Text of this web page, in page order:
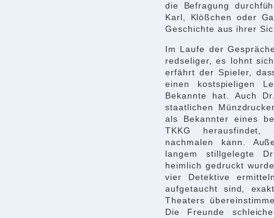
die Befragung
Karl, Klößchen oder
Geschichte aus ihrer
Im Laufe der
redseliger, es lohnt
erfährt der Spieler,
einen kostspieligen
Bekannte hat. Auch
staatlichen
als Bekannter eines
TKKG herausfindet,
nachmalen kann.
langem stillgelegte
heimlich gedruckt
vier Detektive
aufgetaucht sind,
Theaters
Die Freunde